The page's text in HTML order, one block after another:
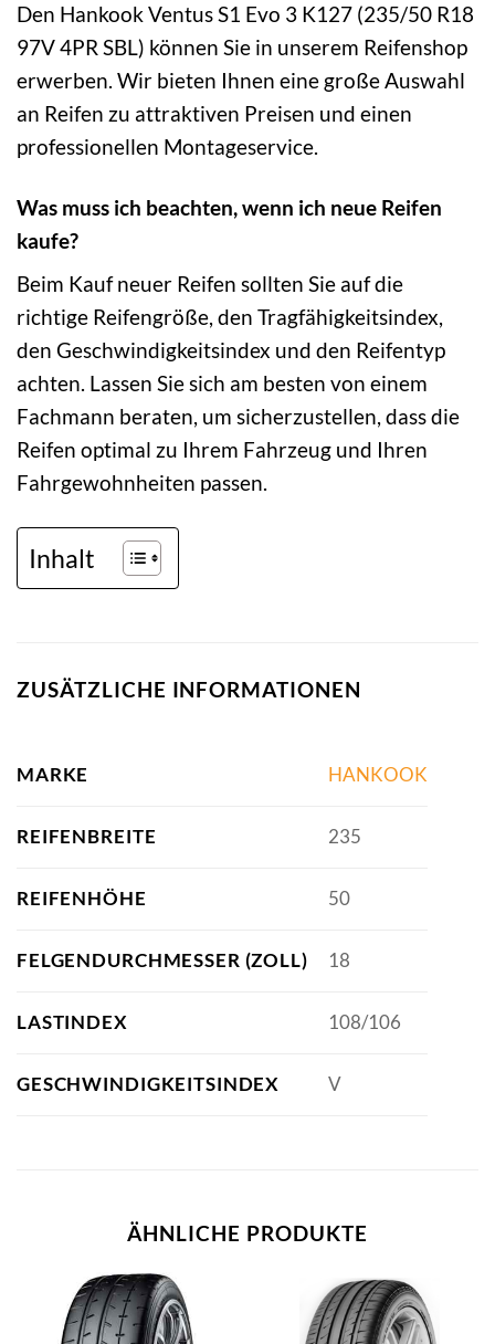
Den Hankook Ventus S1 Evo 3 K127 (235/50 R18
97V 4PR SBL) können Sie in unserem Reifenshop
erwerben. Wir bieten Ihnen eine große Auswahl
an Reifen zu attraktiven Preisen und einen
professionellen Montageservice.
Was muss ich beachten, wenn ich neue Reifen
kaufe?
Beim Kauf neuer Reifen sollten Sie auf die
richtige Reifengröße, den Tragfähigkeitsindex,
den Geschwindigkeitsindex und den Reifentyp
achten. Lassen Sie sich am besten von einem
Fachmann beraten, um sicherzustellen, dass die
Reifen optimal zu Ihrem Fahrzeug und Ihren
Fahrgewohnheiten passen.
Inhalt
ZUSÄTZLICHE INFORMATIONEN
MARKE HANKOOK
REIFENBREITE 235
REIFENHÖHE 50
FELGENDURCHMESSER (ZOLL) 18
LASTINDEX 108/106
GESCHWINDIGKEITSINDEX V
ÄHNLICHE PRODUKTE